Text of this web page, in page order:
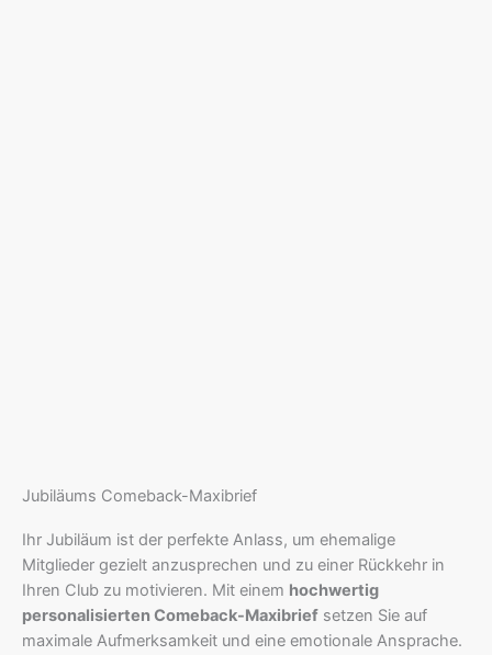
Jubiläums Comeback-Maxibrief
Ihr Jubiläum ist der perfekte Anlass, um ehemalige
Mitglieder gezielt anzusprechen und zu einer Rückkehr in
Ihren Club zu motivieren. Mit einem hochwertig
personalisierten Comeback-Maxibrief setzen Sie auf
maximale Aufmerksamkeit und eine emotionale Ansprache.